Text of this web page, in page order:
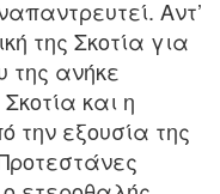
Αντ’
της Σκοτία για
της ανήκε
και η
την εξουσία της